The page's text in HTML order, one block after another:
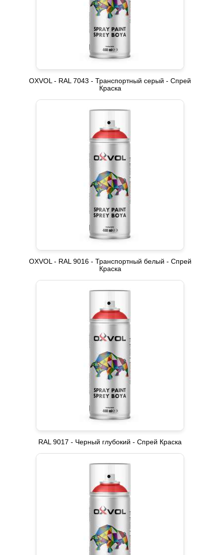
OXVOL - RAL 7043 - Транспортный серый - Спрей
Краска
OXVOL - RAL 9016 - Транспортный белый - Спрей
Краска
RAL 9017 - Черный глубокий - Спрей Краска